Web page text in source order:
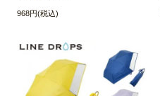
968円(税込)